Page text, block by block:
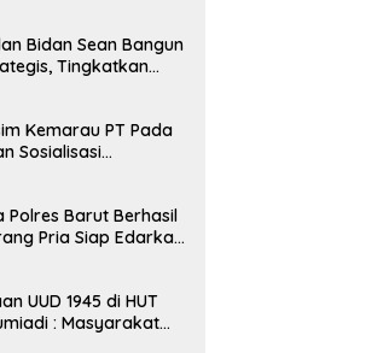
Bidan Sean Bangun
Tingkatkan
Kemarau PT Pada
Sosialisasi
Polres Barut Berhasil
Pria Siap Edarkan
UUD 1945 di HUT
: Masyarakat